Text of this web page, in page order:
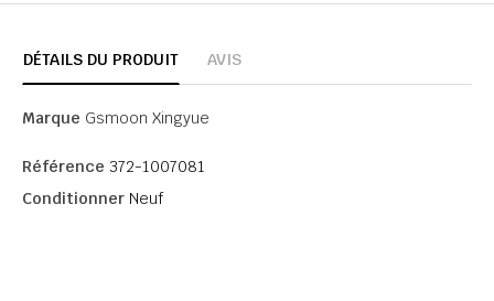
DÉTAILS DU PRODUIT AVIS
Marque Gsmoon Xingyue
Référence 372-1007081
Conditionner Neuf